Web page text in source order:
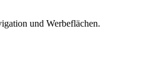
und Werbeflächen.